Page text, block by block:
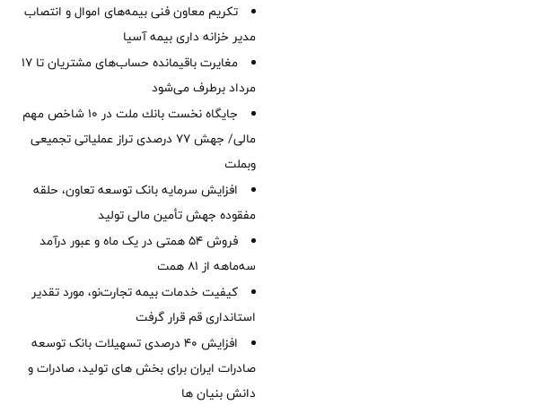
تکریم معاون فنی بیمه‌های اموال و انتصاب
مدیر خزانه داری بیمه آسیا
مغایرت‌ باقیمانده حساب‌های مشتریان تا ۱۷
مرداد برطرف می‌شود
جایگاه نخست بانك ملت در 10 شاخص مهم
مالی/ جهش 77 درصدی تراز عملیاتی تجمیعی
وبملت
افزایش سرمایه بانک توسعه تعاون، حلقه
مفقوده جهش تأمین مالی تولید
فروش 54 همتی در یک ماه و عبور درآمد
سه‌ماهه از 81 همت
کیفیت خدمات بیمه تجارت‌نو، مورد تقدیر
استانداری قم قرار گرفت
افزایش 40 درصدی تسهیلات بانک توسعه
صادرات ایران برای بخش های تولید، صادرات و
دانش بنیان ها